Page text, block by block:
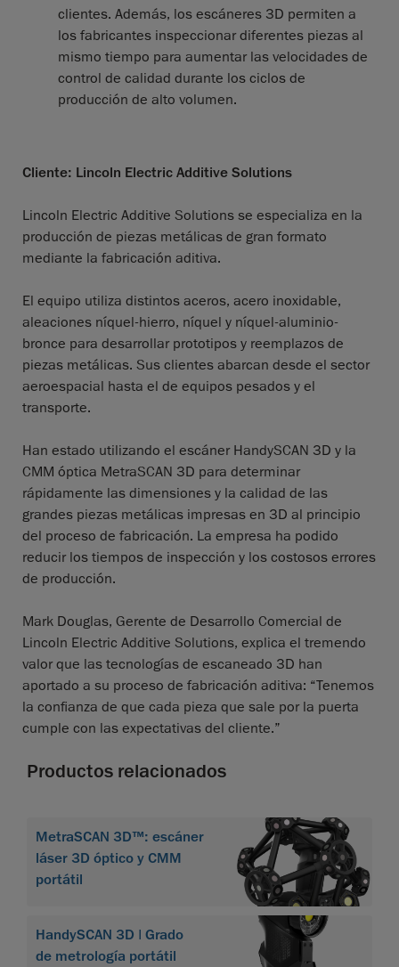
clientes. Además, los escáneres 3D permiten a
los fabricantes inspeccionar diferentes piezas al
mismo tiempo para aumentar las velocidades de
control de calidad durante los ciclos de
producción de alto volumen.
Cliente: Lincoln Electric Additive Solutions
Lincoln Electric Additive Solutions se especializa en la
producción de piezas metálicas de gran formato
mediante la fabricación aditiva.
El equipo utiliza distintos aceros, acero inoxidable,
aleaciones níquel-hierro, níquel y níquel-aluminio-
bronce para desarrollar prototipos y reemplazos de
piezas metálicas. Sus clientes abarcan desde el sector
aeroespacial hasta el de equipos pesados y el
transporte.
Han estado utilizando el escáner HandySCAN 3D y la
CMM óptica MetraSCAN 3D para determinar
rápidamente las dimensiones y la calidad de las
grandes piezas metálicas impresas en 3D al principio
del proceso de fabricación. La empresa ha podido
reducir los tiempos de inspección y los costosos errores
de producción.
Mark Douglas, Gerente de Desarrollo Comercial de
Lincoln Electric Additive Solutions, explica el tremendo
valor que las tecnologías de escaneado 3D han
aportado a su proceso de fabricación aditiva: “Tenemos
la confianza de que cada pieza que sale por la puerta
cumple con las expectativas del cliente.”
Productos relacionados
MetraSCAN 3D™: escáner
láser 3D óptico y CMM
portátil
HandySCAN 3D | Grado
de metrología portátil